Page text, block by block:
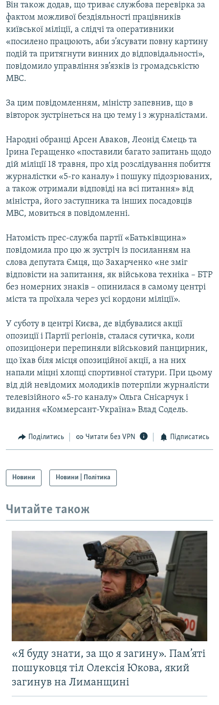
Усі сайти RFE/RL
Він також додав, що триває службова перевірка за
фактом можливої бездіяльності працівників
київської міліції, а слідчі та оперативники
«посилено працюють, аби з’ясувати повну картину
подій та притягнути винних до відповідальності»,
повідомило управління зв’язків із громадськістю
МВС.
За цим повідомленням, міністр запевнив, що в
вівторок зустрінеться на цю тему і з журналістами.
Народні обранці Арсен Аваков, Леонід Ємець та
Ірина Геращенко «поставили багато запитань щодо
дій міліції 18 травня, про хід розслідування побиття
журналістки «5-го каналу» і пошуку підозрюваних,
а також отримали відповіді на всі питання» від
міністра, його заступника та інших посадовців
МВС, мовиться в повідомленні.
Натомість прес-служба партії «Батьківщина»
повідомила про цю ж зустріч із посиланням на
слова депутата Ємця, що Захарченко «не зміг
відповісти на запитання, як військова техніка – БТР
без номерних знаків – опинилася в самому центрі
міста та проїхала через усі кордони міліції».
У суботу в центрі Києва, де відбувалися акції
опозиції і Партії регіонів, сталася сутичка, коли
опозиціонери перепиняли військовий панцирник,
що їхав біля місця опозиційної акції, а на них
напали міцні хлопці спортивної статури. При цьому
від дій невідомих молодиків потерпіли журналісти
телевізійного «5-го каналу» Ольга Снісарчук і
видання «Коммерсант-Україна» Влад Содель.
Поділитись Читати без VPN Підписатись
Новини Новини | Політика
Читайте також
«Я буду знати, за що я загину». Пам’яті
пошуковця тіл Олексія Юкова, який
загинув на Лиманщині